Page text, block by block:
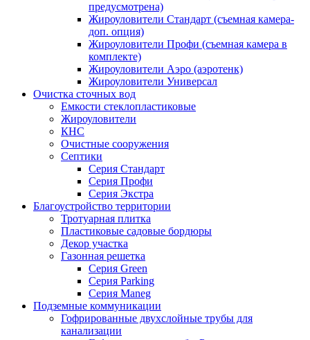
предусмотрена)
Жироуловители Стандарт (съемная камера-
доп. опция)
Жироуловители Профи (съемная камера в
комплекте)
Жироуловители Аэро (аэротенк)
Жироуловители Универсал
Очистка сточных вод
Емкости стеклопластиковые
Жироуловители
КНС
Очистные сооружения
Септики
Серия Стандарт
Серия Профи
Серия Экстра
Благоустройство территории
Тротуарная плитка
Пластиковые садовые бордюры
Декор участка
Газонная решетка
Серия Green
Серия Parking
Серия Maneg
Подземные коммуникации
Гофрированные двухслойные трубы для
канализации